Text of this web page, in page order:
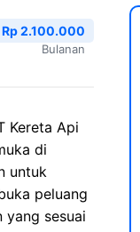
Rp 2.100.000
Bulanan
Kereta Api
di
untuk
peluang
sesuai